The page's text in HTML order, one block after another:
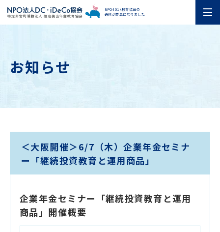
NPO401k教育協会の
通称が変更になりました
お知らせ
＜大阪開催＞6/7（木）企業年金セミナ
ー「継続投資教育と運用商品」
企業年金セミナー「継続投資教育と運用
商品」開催概要